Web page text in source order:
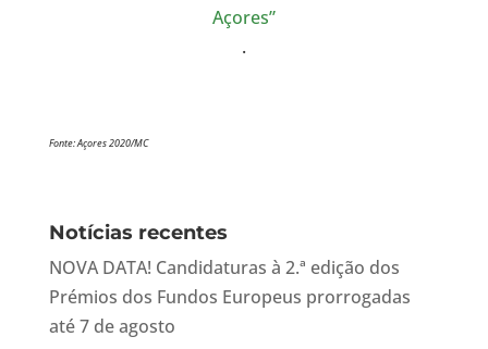
Açores”
.
Fonte: Açores 2020/MC
Notícias recentes
NOVA DATA! Candidaturas à 2.ª edição dos
Prémios dos Fundos Europeus prorrogadas
até 7 de agosto